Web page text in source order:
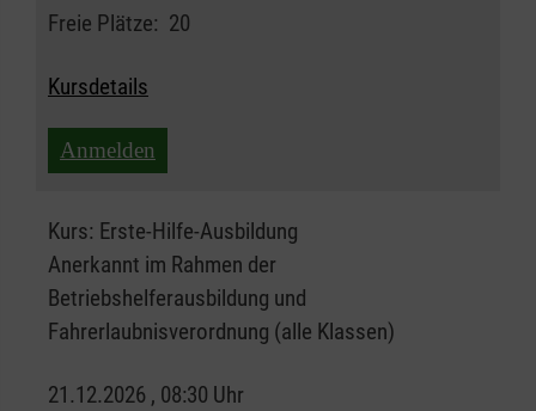
Freie Plätze: 20
Kursdetails
Anmelden
Kurs: Erste-Hilfe-Ausbildung
Anerkannt im Rahmen der
Betriebshelferausbildung und
Fahrerlaubnisverordnung (alle Klassen)
21.12.2026 , 08:30 Uhr